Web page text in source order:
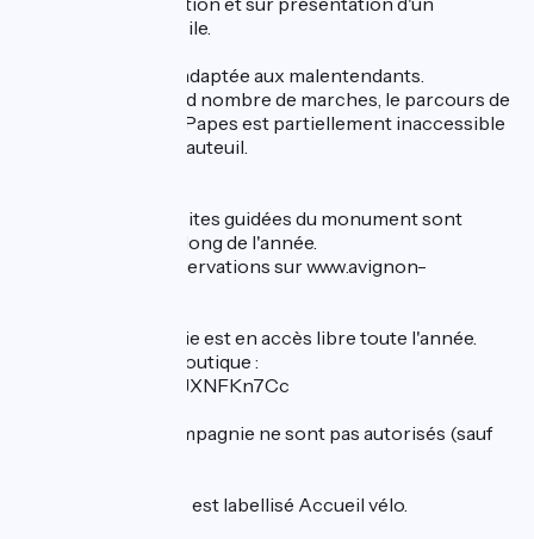
justificatif de domicile.
IH : Muséographie adaptée aux malentendants.
En raison d’un grand nombre de marches, le parcours de
visite du Palais des Papes est partiellement inaccessible
aux personnes en fauteuil.
De nombreuses visites guidées du monument sont
proposées tout au long de l'année.
Informations et réservations sur www.avignon-
La boutique-librairie est en accès libre toute l'année.
Voir la vidéo de la boutique :
https://youtu.be/17JXNFKn7Cc
Les animaux de compagnie ne sont pas autorisés (sauf
Le Palais des Papes est labellisé Accueil vélo.